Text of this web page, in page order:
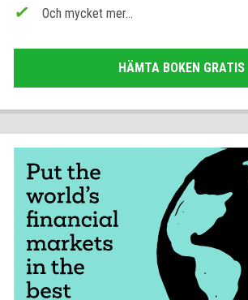
Och mycket mer...
HÄMTA BOKEN GRATIS